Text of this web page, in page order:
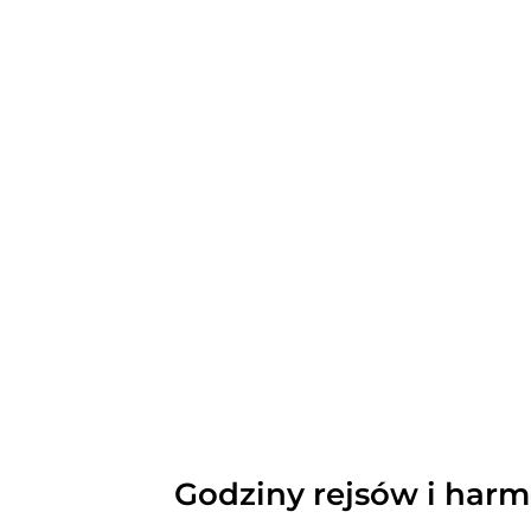
Godziny rejsów i